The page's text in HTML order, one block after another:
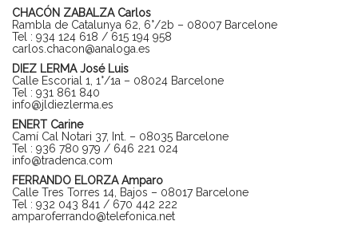
CHACÓN ZABALZA Carlos
Rambla de Catalunya 62, 6°/2b – 08007 Barcelone
Tel : 934 124 618 / 615 194 958
carlos.chacon@analoga.es
DIEZ LERMA José Luis
Calle Escorial 1, 1°/1a – 08024 Barcelone
Tel : 931 861 840
info@jldiezlerma.es
ENERT Carine
Camí Cal Notari 37, Int. – 08035 Barcelone
Tel : 936 780 979 / 646 221 024
info@tradenca.com
FERRANDO ELORZA Amparo
Calle Tres Torres 14, Bajos – 08017 Barcelone
Tel : 932 043 841 / 670 442 222
amparoferrando@telefonica.net